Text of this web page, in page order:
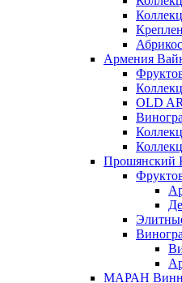
Армения
OLD
Прошянский
МАРАН